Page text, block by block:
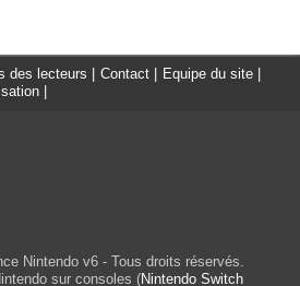
des lecteurs Contact Equipe du site
Nintendo v6 - Tous droits réservés.
sur consoles (Nintendo Switch